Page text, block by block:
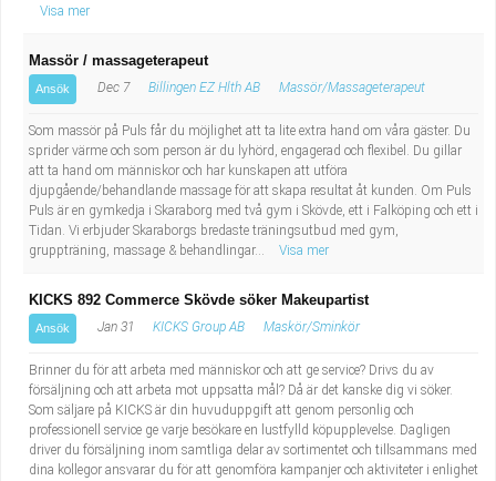
Visa mer
Massör / massageterapeut
Ansök Dec 7 Billingen EZ Hlth AB Massör/Massageterapeut
Som massör på Puls får du möjlighet att ta lite extra hand om våra gäster. Du
sprider värme och som person är du lyhörd, engagerad och flexibel. Du gillar
att ta hand om människor och har kunskapen att utföra
djupgående/behandlande massage för att skapa resultat åt kunden. Om Puls
Puls är en gymkedja i Skaraborg med två gym i Skövde, ett i Falköping och ett i
Tidan. Vi erbjuder Skaraborgs bredaste träningsutbud med gym,
gruppträning, massage & behandlingar...
Visa mer
KICKS 892 Commerce Skövde söker Makeupartist
Ansök Jan 31 KICKS Group AB Maskör/Sminkör
Brinner du för att arbeta med människor och att ge service? Drivs du av
försäljning och att arbeta mot uppsatta mål? Då är det kanske dig vi söker.
Som säljare på KICKS är din huvuduppgift att genom personlig och
professionell service ge varje besökare en lustfylld köpupplevelse. Dagligen
driver du försäljning inom samtliga delar av sortimentet och tillsammans med
dina kollegor ansvarar du för att genomföra kampanjer och aktiviteter i enlighet